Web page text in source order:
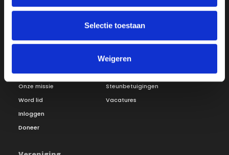
Selectie toestaan
Weigeren
Onze missie
Word lid
Inloggen
Doneer
Steunbetuigingen
Vacatures